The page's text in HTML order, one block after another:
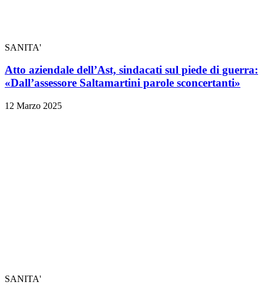
SANITA'
Atto aziendale dell’Ast, sindacati sul piede di guerra:
«Dall’assessore Saltamartini parole sconcertanti»
12 Marzo 2025
SANITA'